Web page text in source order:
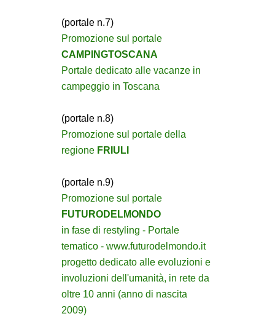
(portale n.7)
Promozione sul portale
CAMPINGTOSCANA
Portale dedicato alle vacanze in
campeggio in Toscana
(portale n.8)
Promozione sul portale della
regione FRIULI
(portale n.9)
Promozione sul portale
FUTURODELMONDO
in fase di restyling - Portale
tematico - www.futurodelmondo.it
progetto dedicato alle evoluzioni e
involuzioni dell'umanità, in rete da
oltre 10 anni (anno di nascita
2009)